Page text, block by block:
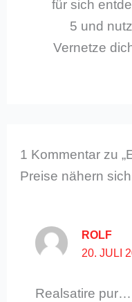
für sich
5 und
Vernetze
1 Kommentar zu
Preise nähern
ROLF
20. JULI
Realsatire